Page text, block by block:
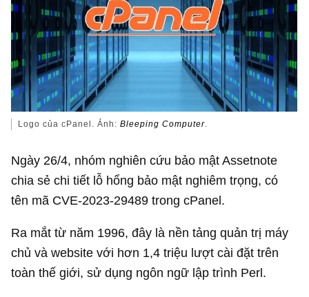
Logo của cPanel. Ảnh:Bleeping Computer.
Ngày 26/4, nhóm nghiên cứu bảo mật Assetnote
chia sẻ chi tiết lỗ hổng bảo mật nghiêm trọng, có
tên mã CVE-2023-29489 trong cPanel.
Ra mắt từ năm 1996, đây là nền tảng quản trị máy
chủ và website với hơn 1,4 triệu lượt cài đặt trên
toàn thế giới, sử dụng ngôn ngữ lập trình Perl.